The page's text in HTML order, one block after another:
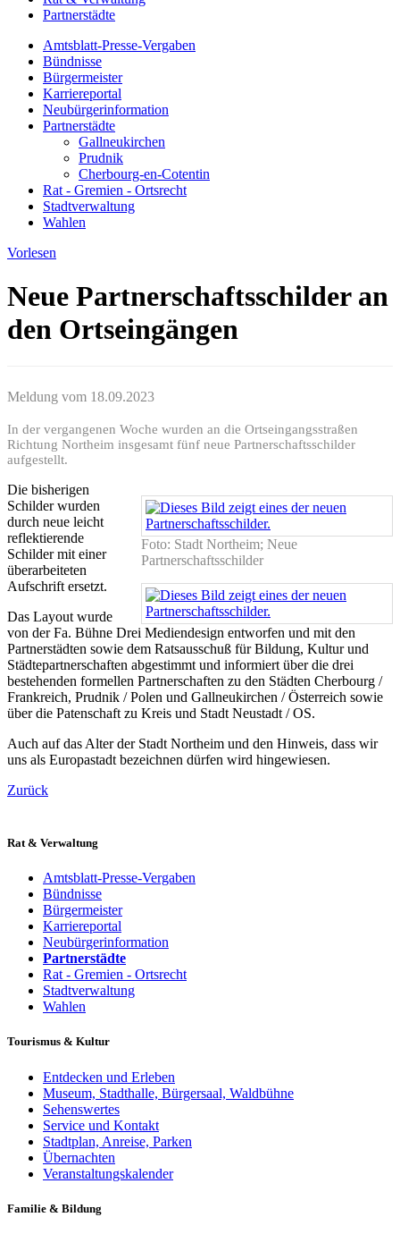
Partnerstädte
Amtsblatt-Presse-Vergaben
Bündnisse
Bürgermeister
Karriereportal
Neubürgerinformation
Partnerstädte
Gallneukirchen
Prudnik
Cherbourg-en-Cotentin
Rat - Gremien - Ortsrecht
Stadtverwaltung
Wahlen
Vorlesen
Neue Partnerschaftsschilder an
den Ortseingängen
Meldung vom 18.09.2023
In der vergangenen Woche wurden an die Ortseingangsstraßen
Richtung Northeim insgesamt fünf neue Partnerschaftsschilder
aufgestellt.
Foto: Stadt Northeim; Neue
Partnerschaftsschilder
Die bisherigen
Schilder wurden
durch neue leicht
reflektierende
Schilder mit einer
überarbeiteten
Aufschrift ersetzt.
Das Layout wurde
von der Fa. Bühne Drei Mediendesign entworfen und mit den
Partnerstädten sowie dem Ratsausschuß für Bildung, Kultur und
Städtepartnerschaften abgestimmt und informiert über die drei
bestehenden formellen Partnerschaften zu den Städten Cherbourg /
Frankreich, Prudnik / Polen und Gallneukirchen / Österreich sowie
über die Patenschaft zu Kreis und Stadt Neustadt / OS.
Auch auf das Alter der Stadt Northeim und den Hinweis, dass wir
uns als Europastadt bezeichnen dürfen wird hingewiesen.
Zurück
Rat & Verwaltung
Amtsblatt-Presse-Vergaben
Bündnisse
Bürgermeister
Karriereportal
Neubürgerinformation
Partnerstädte
Rat - Gremien - Ortsrecht
Stadtverwaltung
Wahlen
Tourismus & Kultur
Entdecken und Erleben
Museum, Stadthalle, Bürgersaal, Waldbühne
Sehenswertes
Service und Kontakt
Stadtplan, Anreise, Parken
Übernachten
Veranstaltungskalender
Familie & Bildung